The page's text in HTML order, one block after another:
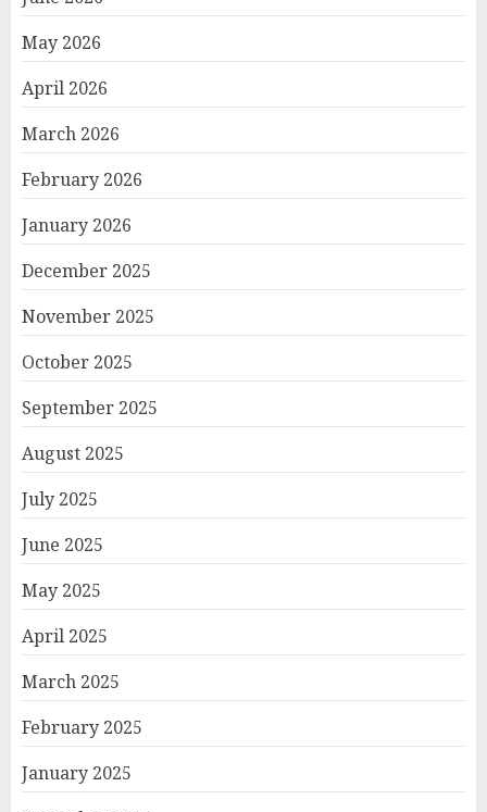
May 2026
April 2026
March 2026
February 2026
January 2026
December 2025
November 2025
October 2025
September 2025
August 2025
July 2025
June 2025
May 2025
April 2025
March 2025
February 2025
January 2025